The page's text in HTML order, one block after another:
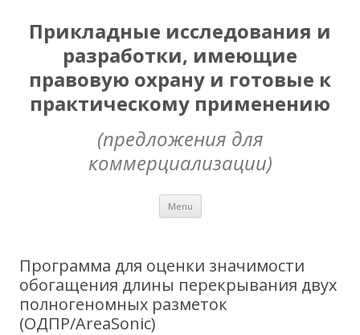
Прикладные исследования и
разработки, имеющие
правовую охрану и готовые к
практическому применению
(предложения для
коммерциализации)
Menu Skip
content
Программа для оценки значимости
обогащения длины перекрывания двух
полногеномных разметок
(ОДПР/AreaSonic)